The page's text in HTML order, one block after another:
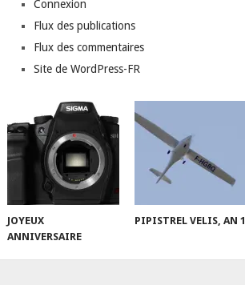
Connexion
Flux des publications
Flux des commentaires
Site de WordPress-FR
JOYEUX
ANNIVERSAIRE
PIPISTREL VELIS, AN 1